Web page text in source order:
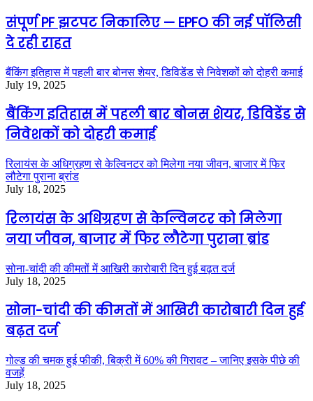
संपूर्ण PF झटपट निकालिए — EPFO की नई पॉलिसी
दे रही राहत
बैंकिंग इतिहास में पहली बार बोनस शेयर, डिविडेंड से निवेशकों को दोहरी कमाई
July 19, 2025
बैंकिंग इतिहास में पहली बार बोनस शेयर, डिविडेंड से
निवेशकों को दोहरी कमाई
रिलायंस के अधिग्रहण से केल्विनटर को मिलेगा नया जीवन, बाजार में फिर
लौटेगा पुराना ब्रांड
July 18, 2025
रिलायंस के अधिग्रहण से केल्विनटर को मिलेगा
नया जीवन, बाजार में फिर लौटेगा पुराना ब्रांड
सोना-चांदी की कीमतों में आखिरी कारोबारी दिन हुई बढ़त दर्ज
July 18, 2025
सोना-चांदी की कीमतों में आखिरी कारोबारी दिन हुई
बढ़त दर्ज
गोल्ड की चमक हुई फीकी, बिक्री में 60% की गिरावट – जानिए इसके पीछे की
वजहें
July 18, 2025